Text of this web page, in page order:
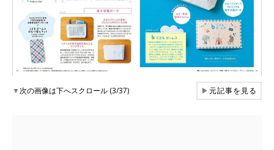
▼次の画像は下へスクロール (3/37) ▶元記事を見る